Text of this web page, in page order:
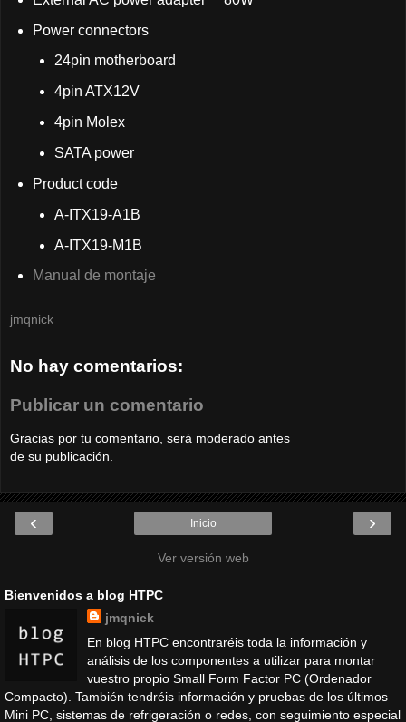
Power connectors
24pin motherboard
4pin ATX12V
4pin Molex
SATA power
Product code
A-ITX19-A1B
A-ITX19-M1B
Manual de montaje
jmqnick
No hay comentarios:
Publicar un comentario
Gracias por tu comentario, será moderado antes
de su publicación.
‹ ›
Inicio
Ver versión web
Bienvenidos a blog HTPC
jmqnick
En blog HTPC encontraréis toda la información y
análisis de los componentes a utilizar para montar
vuestro propio Small Form Factor PC (Ordenador
Compacto). También tendréis información y pruebas de los últimos
Mini PC, sistemas de refrigeración o redes, con seguimiento especial